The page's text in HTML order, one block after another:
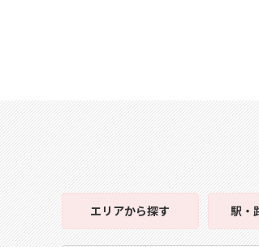
エリアから探す 駅・